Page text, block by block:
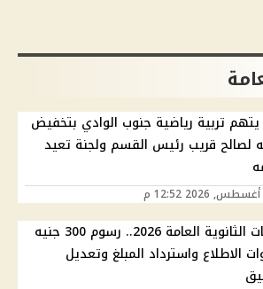
تربية رياضية جنوب الوادي بتخفيض
لصالح قريب رئيس القسم ولجنة تعيد
تظلمات الثانوية العامة 2026.. رسوم 300 جنيه
الاطلاع واسترداد المبلغ وتعديل